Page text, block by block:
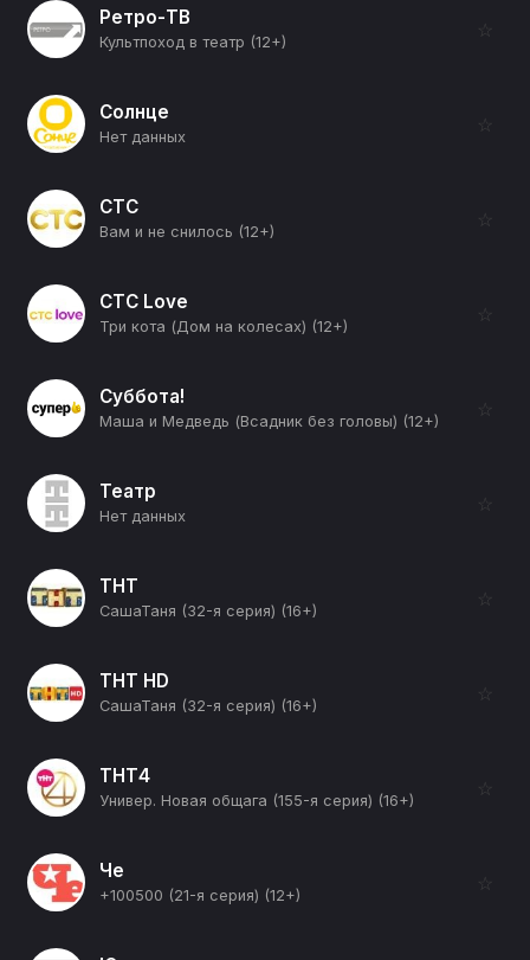
Ретро-ТВ
Культпоход в театр (12+)
☆
Солнце
Нет данных
☆
СТС
Вам и не снилось (12+)
☆
СТС Love
Три кота (Дом на колесах) (12+)
☆
Суббота!
Маша и Медведь (Всадник без головы) (12+)
☆
Театр
Нет данных
☆
ТНТ
СашаТаня (32-я серия) (16+)
☆
ТНТ HD
СашаТаня (32-я серия) (16+)
☆
ТНТ4
Универ. Новая общага (155-я серия) (16+)
☆
Че
+100500 (21-я серия) (12+)
☆